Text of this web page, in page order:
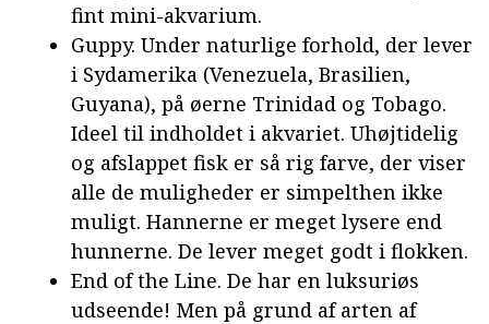
fint mini-akvarium.
Guppy. Under naturlige forhold, der lever
i Sydamerika (Venezuela, Brasilien,
Guyana), på øerne Trinidad og Tobago.
Ideel til indholdet i akvariet. Uhøjtidelig
og afslappet fisk er så rig farve, der viser
alle de muligheder er simpelthen ikke
muligt. Hannerne er meget lysere end
hunnerne. De lever meget godt i flokken.
End of the Line. De har en luksuriøs
udseende! Men på grund af arten af